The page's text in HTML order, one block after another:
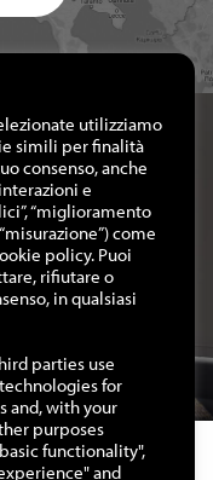
utilizziamo
simili per finalità
consenso, anche
e
“miglioramento
come
policy. Puoi
rifiutare o
in qualsiasi
parties use
for
and, with your
purposes
functionality",
and